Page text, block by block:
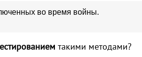
во время войны.
такими методами?